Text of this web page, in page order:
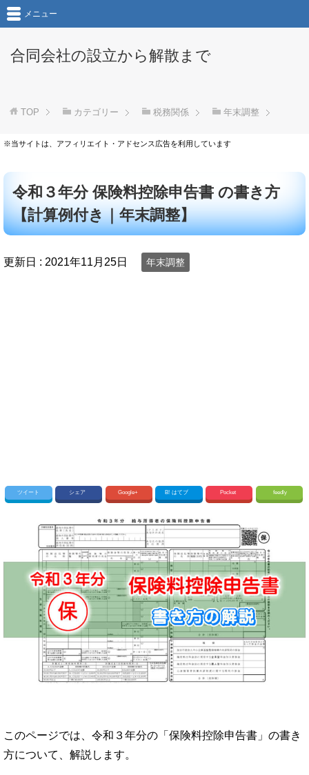
合同会社の設立から解散まで
メニュー
TOP カテゴリー 税務関係 年末調整
※当サイトは、アフィリエイト・アドセンス広告を利用しています
令和３年分 保険料控除申告書 の書き方
【計算例付き｜年末調整】
更新日 : 2021年11月25日 年末調整
ツイート シェア Google+ B! はてブ Pocket feedly
このページでは、令和３年分の「保険料控除申告書」の書き
方について、解説します。